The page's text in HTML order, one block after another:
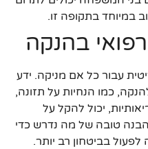
במיוחד בתקופה זו.
בהנקה
עבור כל אם מניקה. ידע
כמו הנחיות על תזונה,
יכול להקל על
טובה של מה נדרש כדי
בביטחון רב יותר.